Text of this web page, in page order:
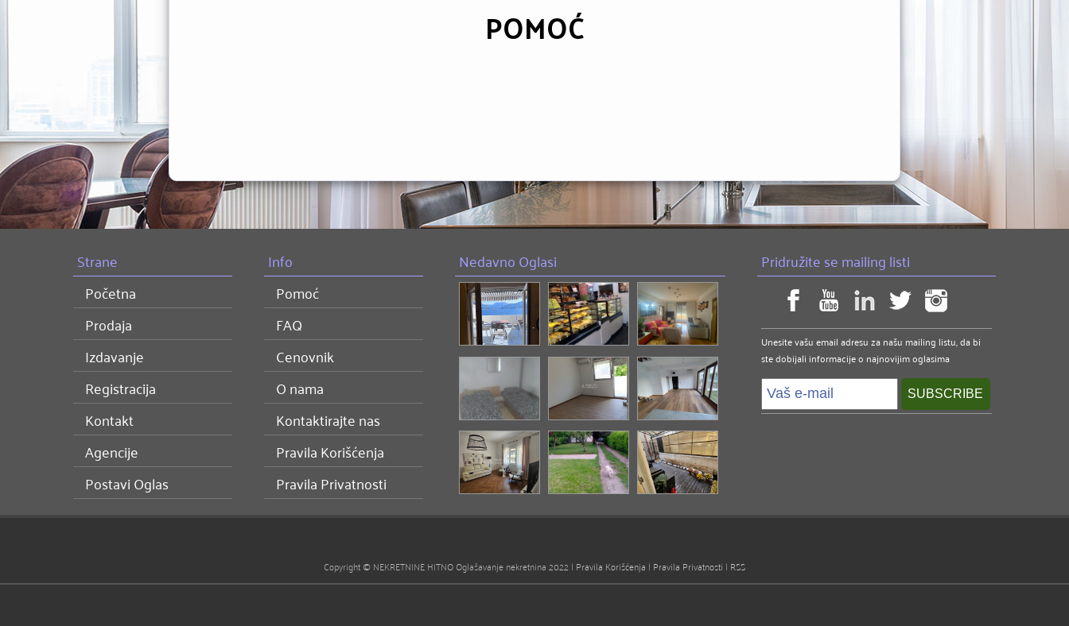
POMOĆ
Strane
Početna
Prodaja
Izdavanje
Registracija
Kontakt
Agencije
Postavi Oglas
Info
Pomoć
FAQ
Cenovnik
O nama
Kontaktirajte nas
Pravila Korišćenja
Pravila Privatnosti
Nedavno Oglasi Pridružite se mailing listi
Unesite vašu email adresu za našu mailing listu, da bi
ste dobijali informacije o najnovijim oglasima
Copyright © NEKRETNINE HITNO Oglašavanje nekretnina 2022 | Pravila Korišćenja | Pravila Privatnosti | RSS